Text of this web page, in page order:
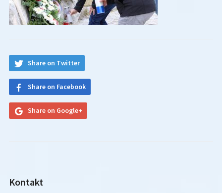
Share on Twitter
Share on Facebook
Share on Google+
Kontakt